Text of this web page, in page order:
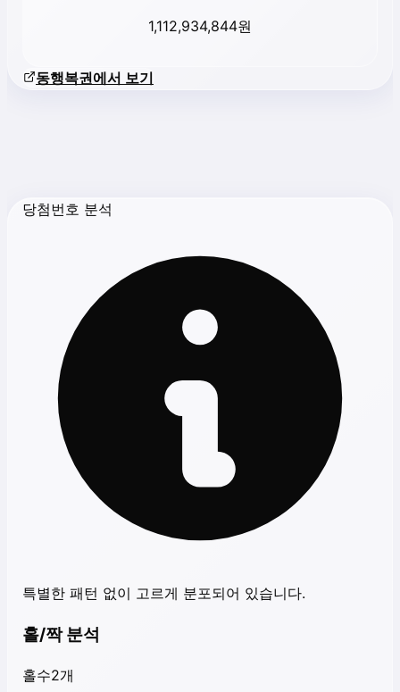
1,112,934,844원
동행복권에서 보기
당첨번호 분석
특별한 패턴 없이 고르게 분포되어 있습니다.
홀/짝 분석
홀수2개